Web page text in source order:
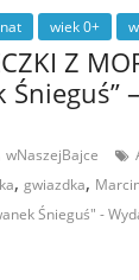
wiek 0+
Z
Śnieguś”
wNaszejBajce
, gwiazdka,
Śnieguś" -